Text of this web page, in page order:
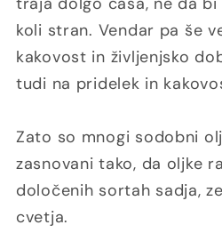
koli stran. Vendar pa še
kakovost in življenjsko
tudi na pridelek in
Zato so mnogi sodobni
zasnovani tako, da oljke
določenih sortah sadja,
cvetja.